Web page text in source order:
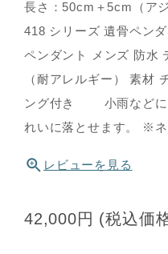
長さ：50cm＋5cm（ア
418 シリーズ 遺骨ペン
ペンダント メンズ 防水
（耐アレルギー） 素材
ング付き 小雨などに
れいに落とせます。 ※ネ
レビューを見る
42,000円 (税込価